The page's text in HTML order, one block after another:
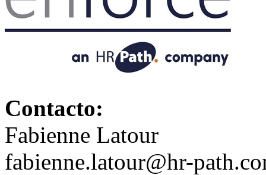
Contacto:
Fabienne Latour
fabienne.latour@hr-